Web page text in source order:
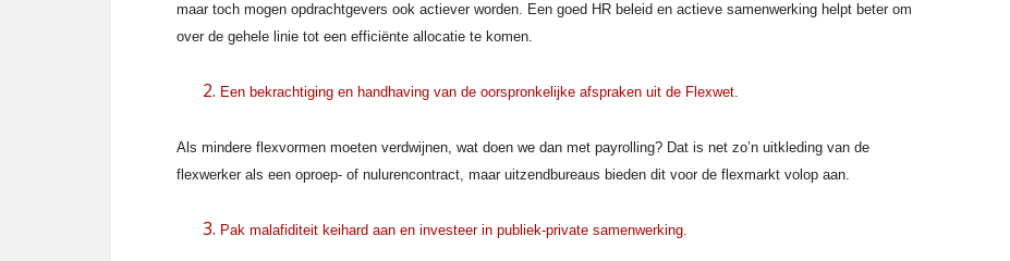
maar toch mogen opdrachtgevers ook actiever worden. Een goed HR beleid en actieve samenwerking helpt beter om
over de gehele linie tot een efficiënte allocatie te komen.
Een bekrachtiging en handhaving van de oorspronkelijke afspraken uit de Flexwet.
Als mindere flexvormen moeten verdwijnen, wat doen we dan met payrolling? Dat is net zo’n uitkleding van de
flexwerker als een oproep- of nulurencontract, maar uitzendbureaus bieden dit voor de flexmarkt volop aan.
Pak malafiditeit keihard aan en investeer in publiek-private samenwerking.